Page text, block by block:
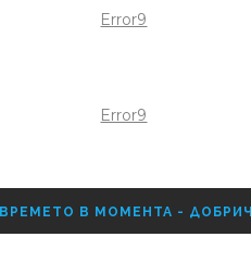
Error9
Error9
ВРЕМЕТО В МОМЕНТА - ДОБРИЧ